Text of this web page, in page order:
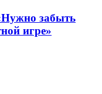
забыть
игре»